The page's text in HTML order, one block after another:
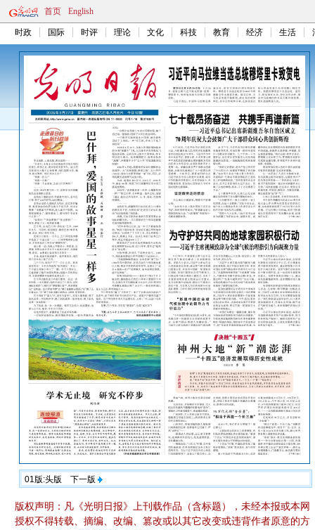
首页 English
时政 国际 时评 理论 文化 科技 教育 经济 生活
01版:头版 下一版
版权声明：凡《光明日报》上刊载作品（含标题），未经本报或本网
授权不得转载、摘编、改编、篡改或以其它改变或违背作者原意的方